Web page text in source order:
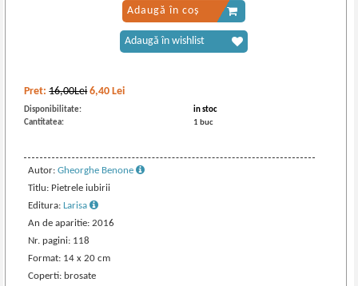
Pret:16,00Lei 6,40 Lei
Disponibilitate:
in stoc
Cantitatea:
1 buc
Autor:Gheorghe Benone
Titlu: Pietrele iubirii
Editura:Larisa
An de aparitie: 2016
Nr. pagini: 118
Format: 14 x 20 cm
Coperti: brosate
Adaugă în coș
Adaugă în wishlist